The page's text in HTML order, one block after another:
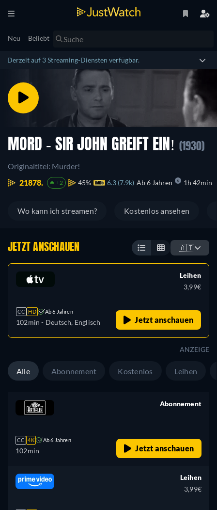
Neu Beliebt
Derzeit auf 3 Streaming-Diensten verfügbar.
MORD - SIR JOHN GREIFT EIN! (1930)
Originaltitel: Murder!
21878.
+2 45% 6.3 (7.9k) Ab 6 Jahren 1h 42min
Wo kann ich streamen? Kostenlos ansehen
JETZT ANSCHAUEN 🇦🇹
CC HD Ab 6 Jahren
102min - Deutsch, Englisch
Leihen
3,99€
Jetzt anschauen
ANZEIGE
Alle Abonnement Kostenlos Leihen
CC 4K Ab 6 Jahren
102min
Abonnement
Jetzt anschauen
Leihen
3,99€